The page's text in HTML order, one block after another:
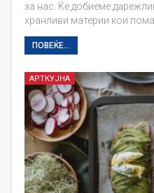
за нас. Ќе добиеме
хранливи материи кои
ПОВЕЌЕ...
АРТКУЈНА